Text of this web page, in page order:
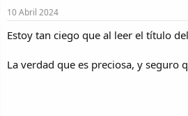
c
o
e
s
10 Abril 2024
Estoy tan ciego que al leer el título
La verdad que es preciosa, y seguro